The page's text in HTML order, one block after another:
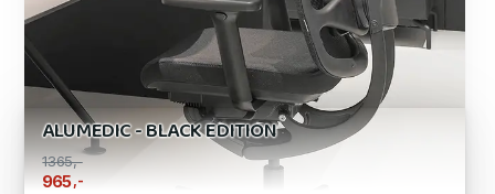
ALUMEDIC - BLACK EDITION
1365,-
965 ,-